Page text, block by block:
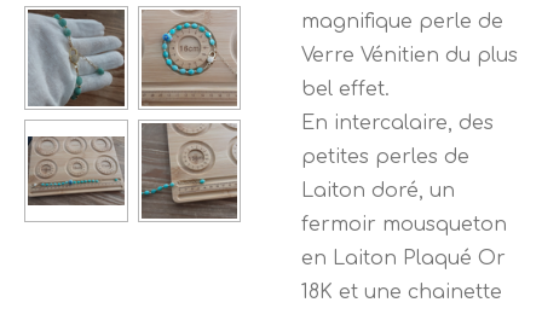
magnifique perle de
Verre Vénitien du plus
bel effet.
En intercalaire, des
petites perles de
Laiton doré, un
fermoir mousqueton
en Laiton Plaqué Or
18K et une chainette